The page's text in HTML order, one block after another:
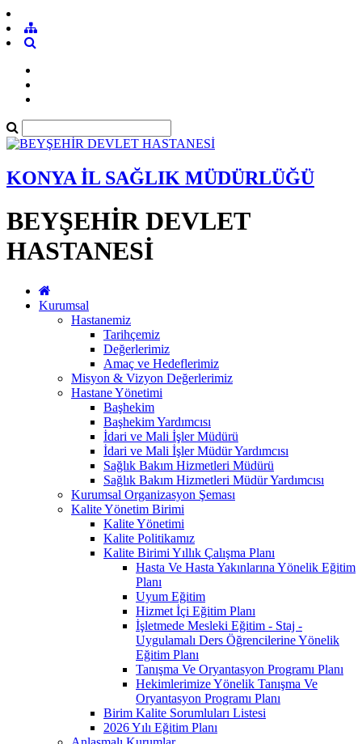
KONYA İL SAĞLIK MÜDÜRLÜĞÜ
BEYŞEHİR DEVLET
HASTANESİ
Kurumsal
Hastanemiz
Tarihçemiz
Değerlerimiz
Amaç ve Hedeflerimiz
Misyon & Vizyon Değerlerimiz
Hastane Yönetimi
Başhekim
Başhekim Yardımcısı
İdari ve Mali İşler Müdürü
İdari ve Mali İşler Müdür Yardımcısı
Sağlık Bakım Hizmetleri Müdürü
Sağlık Bakım Hizmetleri Müdür Yardımcısı
Kurumsal Organizasyon Şeması
Kalite Yönetim Birimi
Kalite Yönetimi
Kalite Politikamız
Kalite Birimi Yıllık Çalışma Planı
Hasta Ve Hasta Yakınlarına Yönelik Eğitim
Planı
Uyum Eğitim
Hizmet İçi Eğitim Planı
İşletmede Mesleki Eğitim - Staj -
Uygulamalı Ders Öğrencilerine Yönelik
Eğitim Planı
Tanışma Ve Oryantasyon Programı Planı
Hekimlerimize Yönelik Tanışma Ve
Oryantasyon Programı Planı
Birim Kalite Sorumluları Listesi
2026 Yılı Eğitim Planı